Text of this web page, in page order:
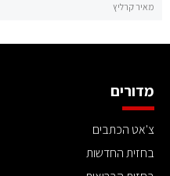
מאיר קרליץ
מדורים
צ'אט הכתבים
בחזית החדשות